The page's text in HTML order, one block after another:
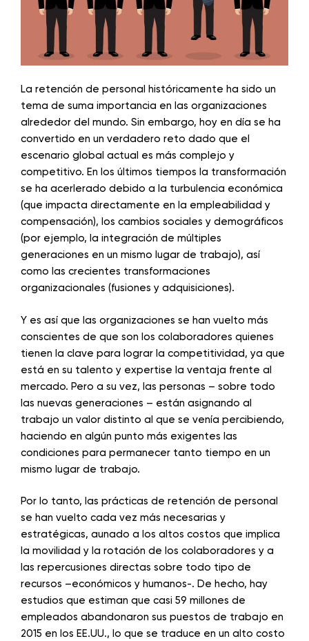
La retención de personal históricamente ha sido un
tema de suma importancia en las organizaciones
alrededor del mundo. Sin embargo, hoy en día se ha
convertido en un verdadero reto dado que el
escenario global actual es más complejo y
competitivo. En los últimos tiempos la transformación
se ha acerlerado debido a la turbulencia económica
(que impacta directamente en la empleabilidad y
compensación), los cambios sociales y demográficos
(por ejemplo, la integración de múltiples
generaciones en un mismo lugar de trabajo), así
como las crecientes transformaciones
organizacionales (fusiones y adquisiciones).
Y es así que las organizaciones se han vuelto más
conscientes de que son los colaboradores quienes
tienen la clave para lograr la competitividad, ya que
está en su talento y expertise la ventaja frente al
mercado. Pero a su vez, las personas – sobre todo
las nuevas generaciones – están asignando al
trabajo un valor distinto al que se venía percibiendo,
haciendo en algún punto más exigentes las
condiciones para permanecer tanto tiempo en un
mismo lugar de trabajo.
Por lo tanto, las prácticas de retención de personal
se han vuelto cada vez más necesarias y
estratégicas, aunado a los altos costos que implica
la movilidad y la rotación de los colaboradores y a
las repercusiones directas sobre todo tipo de
recursos –económicos y humanos-. De hecho, hay
estudios que estiman que casi 59 millones de
empleados abandonaron sus puestos de trabajo en
2015 en los EE.UU., lo que se traduce en un alto costo